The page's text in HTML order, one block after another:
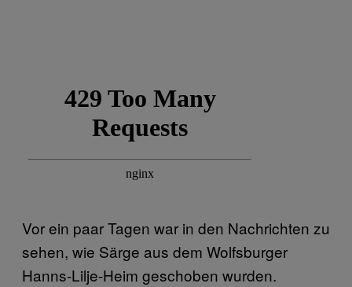
Vor ein paar Tagen war in den Nachrichten zu
sehen, wie Särge aus dem Wolfsburger
Hanns-Lilje-Heim geschoben wurden.